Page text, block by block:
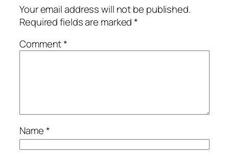
Your email address will not be published.
Required fields are marked*
Comment*
Name*